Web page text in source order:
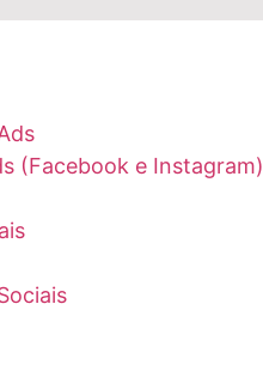
(Facebook e Instagram)